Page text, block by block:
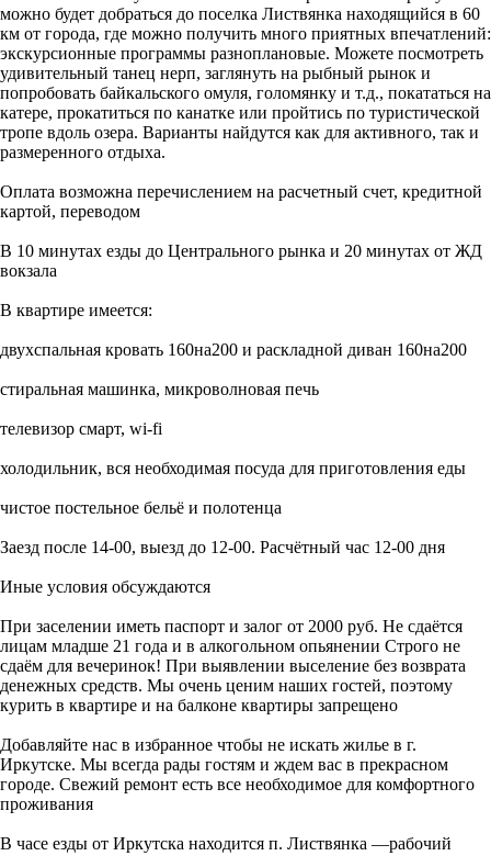
можнo будeт добрaться до поселка Листвянка находящийся в 60
км от города, где можно получить много приятных впечатлений:
экскурсионные программы разноплановые. Можете посмотреть
удивительный танец нерп, заглянуть на рыбный рынок и
попробовать байкальского омуля, голомянку и т.д., покататься на
катере, прокатиться по канатке или пройтись по туристической
тропе вдоль озера. Варианты найдутся как для активного, так и
размеренного отдыха.
Оплата возможна перечислением на расчетный счет, кредитной
картой, переводом
В 10 минутах езды до Центрального рынка и 20 минутах от ЖД
вокзала
В квартире имеется:
двухспальная кровать 160на200 и раскладной диван 160на200
стиральная машинка, микроволновая печь
телевизор смарт, wi-fi
холодильник, вся необходимая посуда для приготовления еды
чистое постельное бельё и полотенца
Заезд после 14-00, выезд до 12-00. Расчётный час 12-00 дня
Иные условия обсуждаются
При заселении иметь паспорт и залог от 2000 руб. Не сдаётся
лицам младше 21 года и в алкогольном опьянении Строго не
сдаём для вечеринок! При выявлении выселение без возврата
денежных средств. Мы очень ценим наших гостей, поэтому
курить в квартире и на балконе квартиры запрещено
Добавляйте нас в избранное чтобы не искать жилье в г.
Иркутске. Мы всегда рады гостям и ждем вас в прекрасном
городе. Свежий ремонт есть все необходимое для комфортного
проживания
В часе езды от Иркутска находится п. Листвянка —рабочий